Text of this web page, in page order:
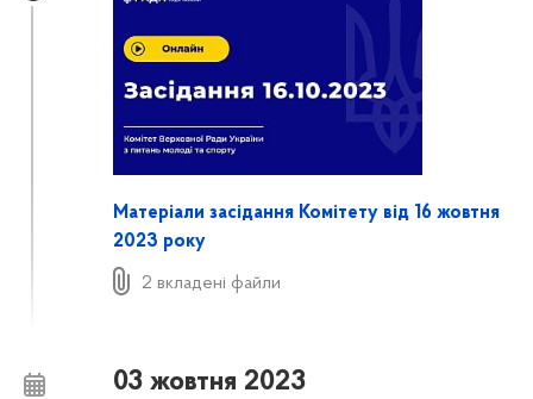
Матеріали засідання Комітету від 16 жовтня
2023 року
2 вкладені файли
03 жовтня 2023